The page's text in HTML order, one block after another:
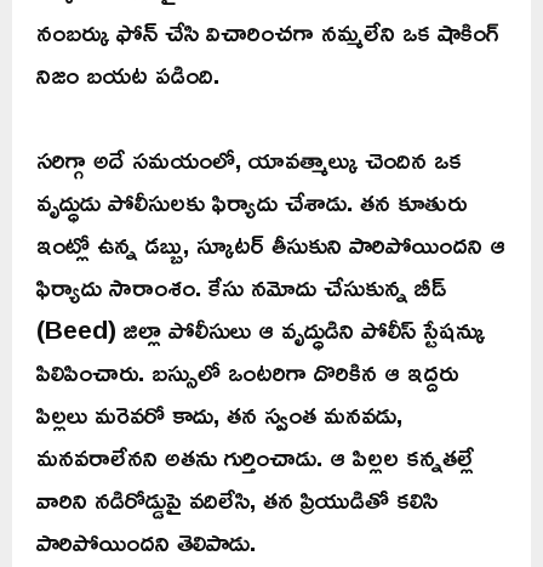
నంబర్కు ఫోన్ చేసి విచారించగా నమ్మలేని ఒక షాకింగ్
నిజం బయట పడింది.
సరిగ్గా అదే సమయంలో, యావత్మాల్కు చెందిన ఒక
వృద్ధుడు పోలీసులకు ఫిర్యాదు చేశాడు. తన కూతురు
ఇంట్లో ఉన్న డబ్బు, స్కూటర్ తీసుకుని పారిపోయిందని ఆ
ఫిర్యాదు సారాంశం. కేసు నమోదు చేసుకున్న బీడ్
(Beed) జిల్లా పోలీసులు ఆ వృద్ధుడిని పోలీస్ స్టేషన్కు
పిలిపించారు. బస్సులో ఒంటరిగా దొరికిన ఆ ఇద్దరు
పిల్లలు మరెవరో కాదు, తన స్వంత మనవడు,
మనవరాలేనని అతను గుర్తించాడు. ఆ పిల్లల కన్నతల్లే
వారిని నడిరోడ్డుపై వదిలేసి, తన ప్రియుడితో కలిసి
పారిపోయిందని తెలిపాడు.